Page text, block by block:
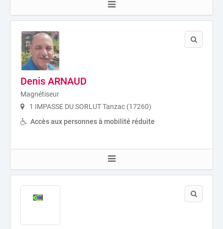
Denis ARNAUD
Magnétiseur
1 IMPASSE DU SORLUT Tanzac (17260)
Accès aux personnes à mobilité réduite